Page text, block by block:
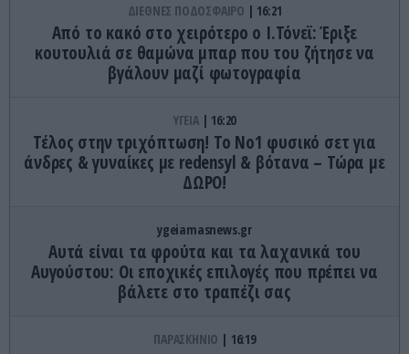
ΔΙΕΘΝΕΣ ΠΟΔΟΣΦΑΙΡΟ 16:21
Από το κακό στο χειρότερο ο Ι.Τόνεϊ: Έριξε
κουτουλιά σε θαμώνα μπαρ που του ζήτησε να
βγάλουν μαζί φωτογραφία
ΥΓΕΙΑ 16:20
Τέλος στην τριχόπτωση! Το Νο1 φυσικό σετ για
άνδρες & γυναίκες με redensyl & βότανα – Τώρα με
ΔΩΡΟ!
ygeiamasnews.gr
Αυτά είναι τα φρούτα και τα λαχανικά του
Αυγούστου: Οι εποχικές επιλογές που πρέπει να
βάλετε στο τραπέζι σας
ΠΑΡΑΣΚΗΝΙΟ 16:19